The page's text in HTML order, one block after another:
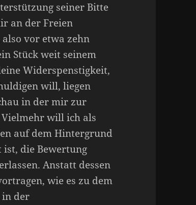
seiner Bitte
an der Freien
vor etwa zehn
Stück weit seinem
Widerspenstigkeit,
will, liegen
in der mir zur
will ich als
auf dem Hintergrund
die Bewertung
Anstatt dessen
wie es zu dem
in der